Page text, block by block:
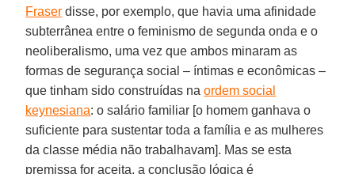
Fraser disse, por exemplo, que havia uma afinidade
subterrânea entre o feminismo de segunda onda e o
neoliberalismo, uma vez que ambos minaram as
formas de segurança social – íntimas e econômicas –
que tinham sido construídas naordem social
keynesiana: o salário familiar [o homem ganhava o
suficiente para sustentar toda a família e as mulheres
da classe média não trabalhavam]. Mas se esta
premissa for aceita, a conclusão lógica é